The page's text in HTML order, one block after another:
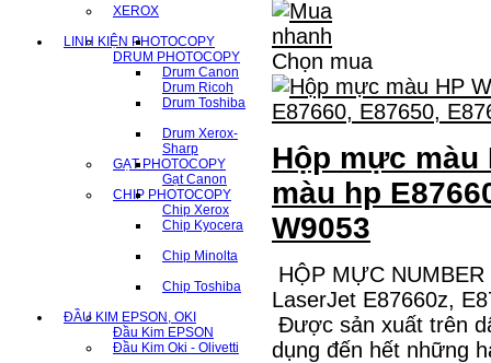
XEROX
LINH KIỆN PHOTOCOPY
DRUM PHOTOCOPY
Drum Canon
Drum Ricoh
Drum Toshiba
Drum Xerox-
Sharp
GẠT PHOTOCOPY
Gạt Canon
CHIP PHOTOCOPY
Chip Xerox
Chip Kyocera
Chip Minolta
Chip Toshiba
ĐẦU KIM EPSON, OKI
Đầu Kim EPSON
Đầu Kim Oki - Olivetti
Chọn mua
Hộp mực màu
màu hp
W9053
HỘP MỰC
LaserJet E87660z,
Được sản xuất trên
dụng đến hết những